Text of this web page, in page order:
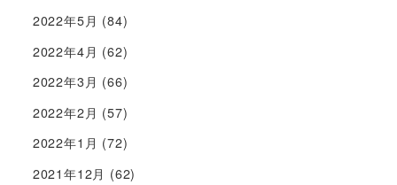
2022年5月 (84)
2022年4月 (62)
2022年3月 (66)
2022年2月 (57)
2022年1月 (72)
2021年12月 (62)